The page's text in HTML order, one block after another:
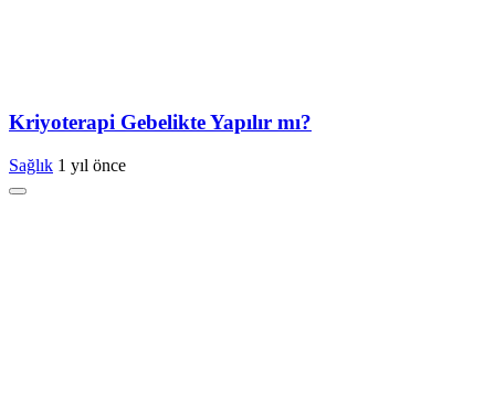
Kriyoterapi Gebelikte Yapılır mı?
Sağlık 1 yıl önce